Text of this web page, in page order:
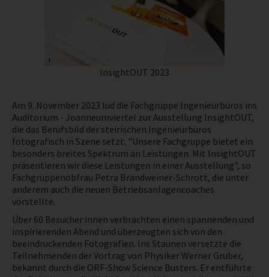
SERVICE
NICHT AMTLICHE SACHVERSTÄNDIGE
InsightOUT 2023
Am 9. November 2023 lud die Fachgruppe Ingenieurbüros ins
Auditorium - Joanneumviertel zur Ausstellung InsightOUT,
die das Berufsbild der steirischen Ingenieurbüros
fotografisch in Szene setzt. "Unsere Fachgruppe bietet ein
besonders breites Spektrum an Leistungen. Mit InsightOUT
präsentieren wir diese Leistungen in einer Ausstellung", so
Fachgruppenobfrau Petra Brandweiner-Schrott, die unter
anderem auch die neuen Betriebsanlagencoaches
vorstellte.
Über 60 Besucher:innen verbrachten einen spannenden und
inspirierenden Abend und überzeugten sich von den
beeindruckenden Fotografien. Ins Staunen versetzte die
Teilnehmenden der Vortrag von Physiker Werner Gruber,
bekannt durch die ORF-Show Science Busters. Er entführte